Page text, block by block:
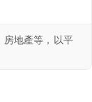
房地產等，以平